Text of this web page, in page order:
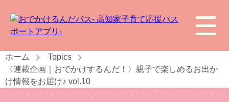
ホーム
Topics
〈連載企画｜おでかけするんだ！〉親子で楽しめるお出か
け情報をお届け♪ vol.10